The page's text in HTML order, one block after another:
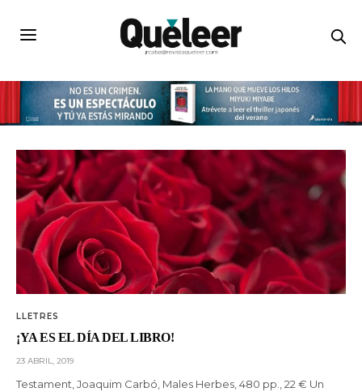
LLETRES
¡YA ES EL DÍA DEL LIBRO!
23 ABRIL, 2019
Testament, Joaquim Carbó, Males Herbes, 480 pp., 22 € Un